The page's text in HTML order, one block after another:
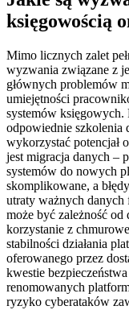
księgowością
Mimo licznych zalet
wyzwania związane z
głównych problemów
umiejętności
systemów księgowych.
odpowiednie szkolenia
wykorzystać potencjał
jest migracja danych –
systemów do nowych
skomplikowane, a
utraty ważnych
może być zależność od
korzystanie z
stabilności działania
oferowanego przez
kwestie
renomowanych
ryzyko cyberataków